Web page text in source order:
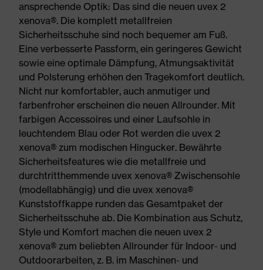
ansprechende Optik: Das sind die neuen uvex 2
xenova®. Die komplett metallfreien
Sicherheitsschuhe sind noch bequemer am Fuß.
Eine verbesserte Passform, ein geringeres Gewicht
sowie eine optimale Dämpfung, Atmungsaktivität
und Polsterung erhöhen den Tragekomfort deutlich.
Nicht nur komfortabler, auch anmutiger und
farbenfroher erscheinen die neuen Allrounder. Mit
farbigen Accessoires und einer Laufsohle in
leuchtendem Blau oder Rot werden die uvex 2
xenova® zum modischen Hingucker. Bewährte
Sicherheitsfeatures wie die metallfreie und
durchtritthemmende uvex xenova® Zwischensohle
(modellabhängig) und die uvex xenova®
Kunststoffkappe runden das Gesamtpaket der
Sicherheitsschuhe ab. Die Kombination aus Schutz,
Style und Komfort machen die neuen uvex 2
xenova® zum beliebten Allrounder für Indoor- und
Outdoorarbeiten, z. B. im Maschinen- und